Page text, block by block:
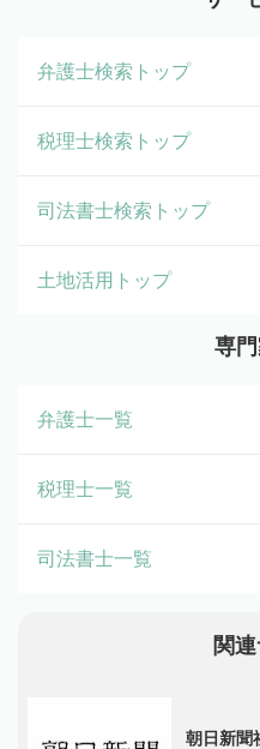
弁護士検索トップ
税理士検索トップ
司法書士検索トップ
土地活用トップ
専
弁護士一覧
税理士一覧
司法書士一覧
関
朝日新聞